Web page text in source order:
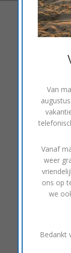
Binnenkort
deze pagina.
Binnenkort
Binnenkort
Van
Vanaf
weer
ons op
we
Bedankt